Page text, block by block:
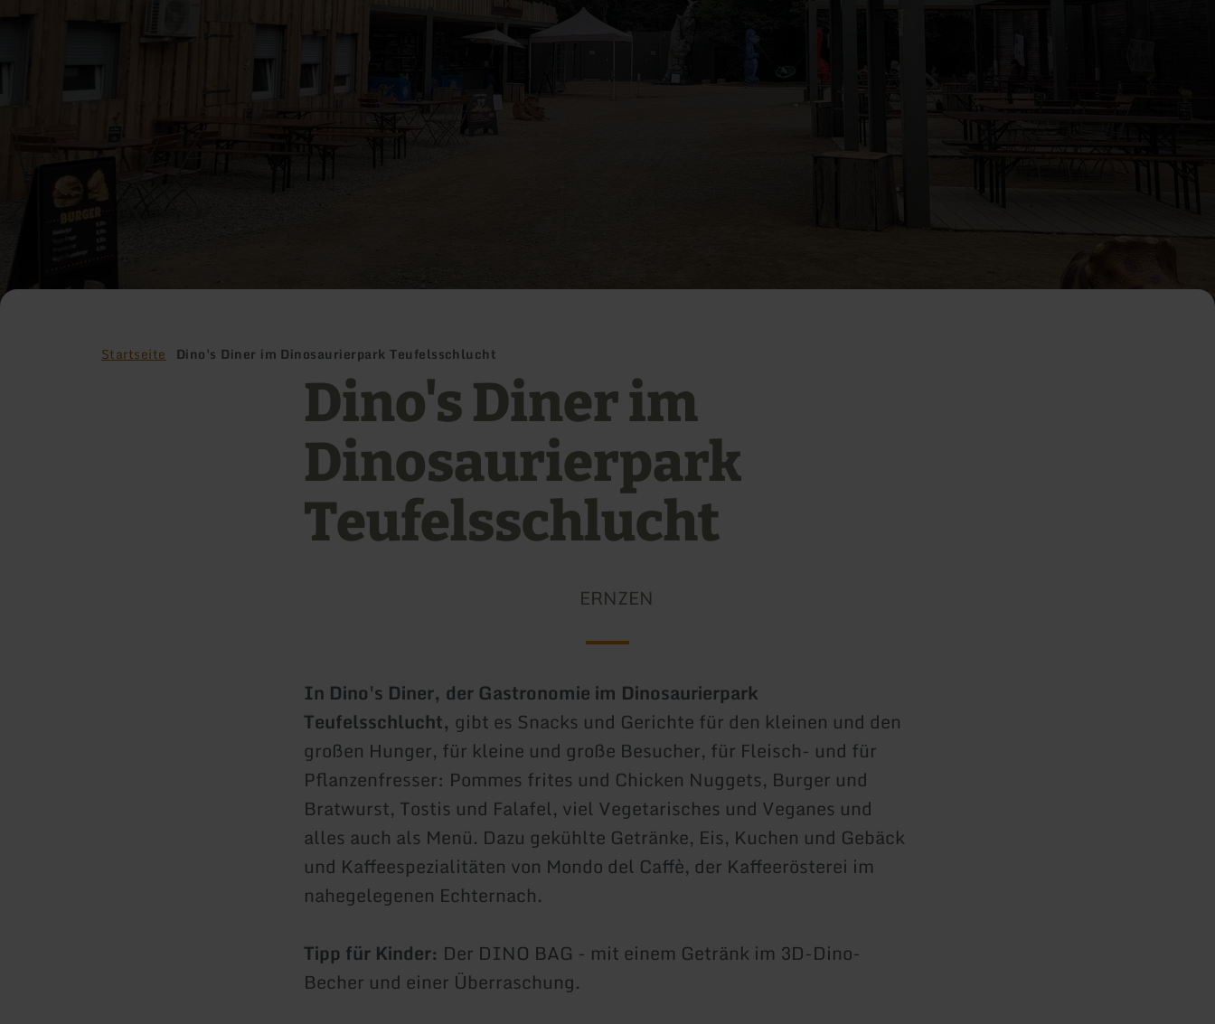
Startseite Dino's Diner im Dinosaurierpark Teufelsschlucht
Dino's Diner im
Dinosaurierpark
Teufelsschlucht
ERNZEN
In Dino's Diner, der Gastronomie im Dinosaurierpark
Teufelsschlucht, gibt es Snacks und Gerichte für den kleinen und den
großen Hunger, für kleine und große Besucher, für Fleisch- und für
Pflanzenfresser: Pommes frites und Chicken Nuggets, Burger und
Bratwurst, Tostis und Falafel, viel Vegetarisches und Veganes und
alles auch als Menü. Dazu gekühlte Getränke, Eis, Kuchen und Gebäck
und Kaffeespezialitäten von Mondo del Caffè, der Kaffeerösterei im
nahegelegenen Echternach.
Tipp für Kinder: Der DINO BAG - mit einem Getränk im 3D-Dino-
Becher und einer Überraschung.